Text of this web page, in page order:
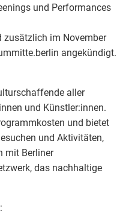
und Performances
im November
angekündigt.
aller
und Künstler:innen.
und bietet
und Aktivitäten,
mit Berliner
das nachhaltige